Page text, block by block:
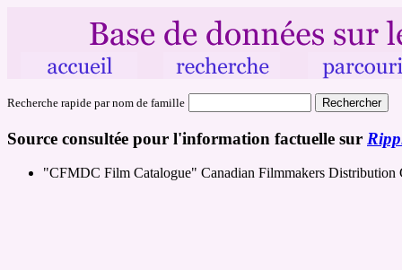
Recherche rapide par nom de famille
Source consultée pour l'information factuelle sur
"CFMDC Film Catalogue" Canadian Filmmakers Distribution